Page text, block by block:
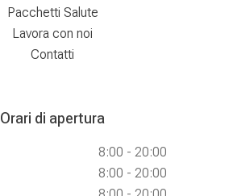
Pacchetti Salute
Lavora con noi
Contatti
Orari di apertura
8:00 - 20:00
8:00 - 20:00